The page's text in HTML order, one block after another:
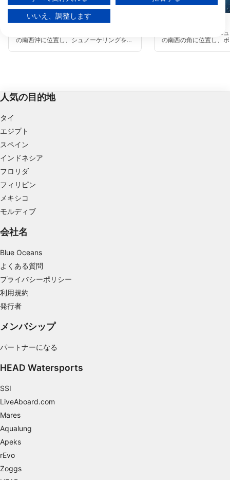
Aqualung
The Pumpkin Patch(★4.4)
の南西沖に位置し、シュノーケリングをす
す。1日に2回、潮の満ち引きの間にグレー
サンドシュートは、ニ
の南西の角に位置し、
リーフダイブです。非
人気の目的地
タイ
エジプト
スペイン
インドネシア
フロリダ
フィリピン
メキシコ
モルディブ
会社名
Blue Oceans
よくある質問
プライバシーポリシー
利用規約
発行者
メンバシップ
パートナーになる
HEAD Watersports
SSI
LiveAboard.com
Mares
Aqualung
Apeks
rEvo
Zoggs
お客様の同意とcookieポリシーは、この Web サイト/アプリにのみ適用され
当社はお客様のデータを次の目的で使用します。
IABの処理目的：
広告の選択のために制限付きデータを利用する
成する
パーソナライズ広告の選択のためにプロファイ
ルを利用する
ァイルを作成する
パーソナライズコンテンツの選択のためにプロ
広告のパフォーマンスを測定する
統計情報または様々な情報源からのデータを組
み合わせてユーザー層を理解する
サービスを開発・改良する
コンテンツの選択のために制限付きデータを利
正確な位置情報データを利用する
スの識別
IAB以外の処理目的：
いいえ、調整します